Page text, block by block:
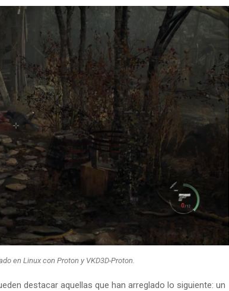
en Linux con Proton y VKD3D-Proton.
destacar aquellas que han arreglado lo siguiente: un